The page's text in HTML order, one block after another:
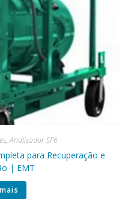
,Analisador SF6
para Recuperação e
| EMT